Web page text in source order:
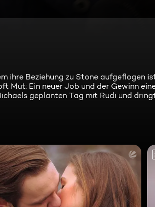
ihre Beziehung zu Stone aufgeflogen
Mut: Ein neuer Job und der Gewinn
geplanten Tag mit Rudi und